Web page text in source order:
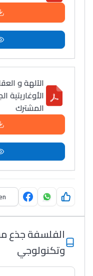
الآلهة و
الأوغاريتية
المشترك
الفلسفة جذع
وتكنولوجي